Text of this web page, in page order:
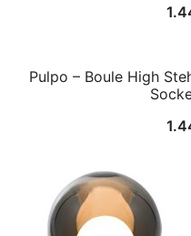
Pulpo – Boule High